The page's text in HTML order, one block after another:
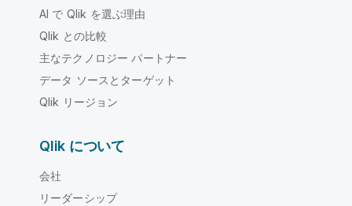
AI で Qlik を選ぶ理由
Qlik との比較
主なテクノロジー パートナー
データ ソースとターゲット
Qlik リージョン
Qlik について
会社
リーダーシップ